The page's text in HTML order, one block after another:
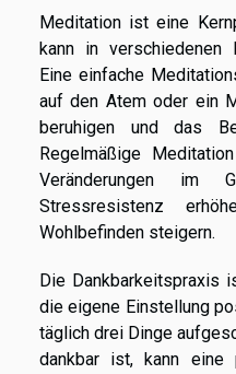
Meditation ist eine
kann in verschiedenen
Eine einfache
auf den Atem oder ein
beruhigen und das
Regelmäßige
Veränderungen im
Stressresistenz
Wohlbefinden steigern.
Die Dankbarkeitspraxis
die eigene Einstellung
täglich drei Dinge
dankbar ist, kann eine